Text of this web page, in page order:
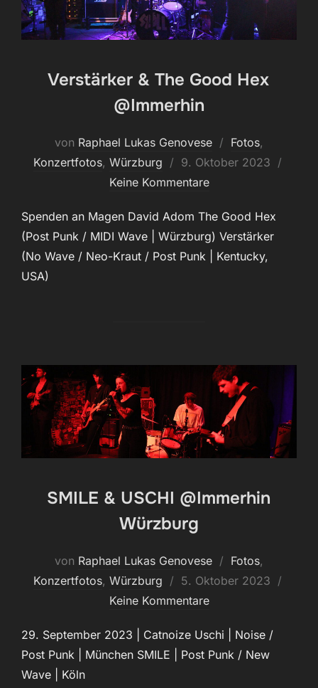
Verstärker & The Good Hex
@Immerhin
von Raphael Lukas Genovese Fotos,
Konzertfotos, Würzburg
Veröffentlicht
am
9. Oktober 2023
Keine Kommentare
Spenden an Magen David Adom The Good Hex
(Post Punk / MIDI Wave | Würzburg) Verstärker
(No Wave / Neo-Kraut / Post Punk | Kentucky,
USA)
SMILE & USCHI @Immerhin
Würzburg
von Raphael Lukas Genovese Fotos,
Konzertfotos, Würzburg
Veröffentlicht
am
5. Oktober 2023
Keine Kommentare
29. September 2023 | Catnoize Uschi | Noise /
Post Punk | München SMILE | Post Punk / New
Wave | Köln